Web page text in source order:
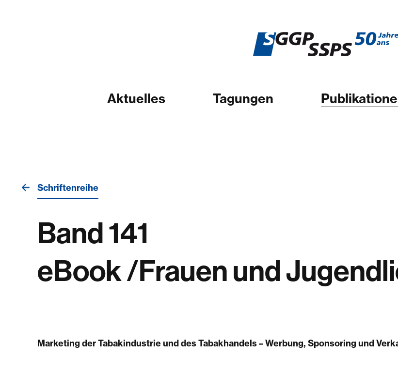
Aktuelles Tagungen
Schriftenreihe
Band 141
eBook /Frauen und
Marketing der Tabakindustrie und des Tabakhandels – Werbung, Sponsoring und